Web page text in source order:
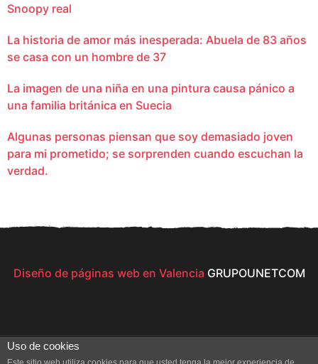
Snoopy real
La historia de amor más inesperada: Abuela de 83 años
se casa con un hombre de 37
La imagen de una niña en una pintura causa pánico a
una familia británica en Suecia
Algunas personas piensan que soy demasiado joven
para mi prometido; se sorprenden cuando escuchan la
verdad.
Diseño de páginas web en Valencia GRUPOUNETCOM
Uso de cookies